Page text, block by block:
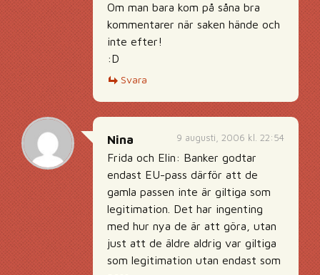
Om man bara kom på såna bra
kommentarer när saken hände och
inte efter!
:D
Svara
9 augusti, 2006 kl. 22:54
Nina
Frida och Elin: Banker godtar
endast EU-pass därför att de
gamla passen inte är giltiga som
legitimation. Det har ingenting
med hur nya de är att göra, utan
just att de äldre aldrig var giltiga
som legitimation utan endast som